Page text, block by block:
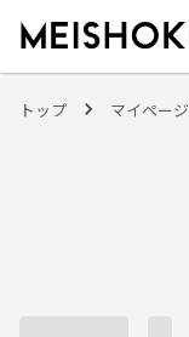
トップ マイページ